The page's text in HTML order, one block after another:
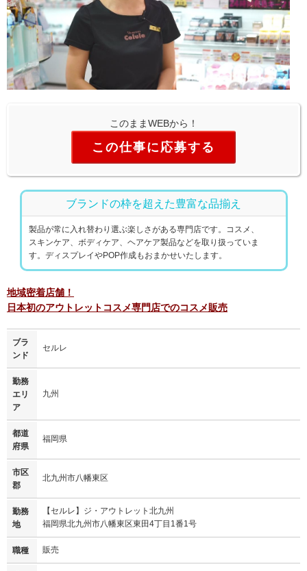
このままWEBから！
この仕事に応募する
ブランドの枠を超えた豊富な品揃え
製品が常に入れ替わり選ぶ楽しさがある専門店です。コスメ、
スキンケア、ボディケア、ヘアケア製品などを取り扱っていま
す。ディスプレイやPOP作成もおまかせいたします。
地域密着店舗！
日本初のアウトレットコスメ専門店でのコスメ販売
ブラ
ンド
セルレ
勤務
エリ
ア
九州
都道
府県
福岡県
市区
郡
北九州市八幡東区
勤務
地
【セルレ】ジ・アウトレット北九州
福岡県北九州市八幡東区東田4丁目1番1号
職種 販売